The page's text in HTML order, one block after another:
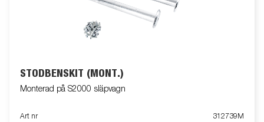
STÖDBENSKIT (MONT.)
Monterad på S2000 släpvagn
Art nr 312739M